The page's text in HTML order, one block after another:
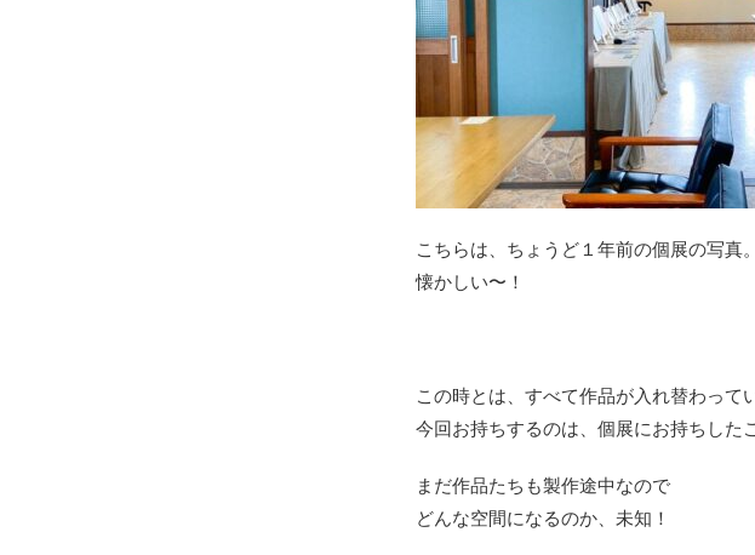
こちらは、ちょうど１年前の個展の写真。
懐かしい〜！
この時とは、すべて作品が入れ替わって
今回お持ちするのは、個展にお持ちした
まだ作品たちも製作途中なので
どんな空間になるのか、未知！